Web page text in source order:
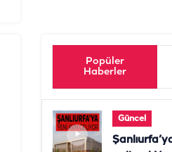
Popüler
Haberler
Güncel